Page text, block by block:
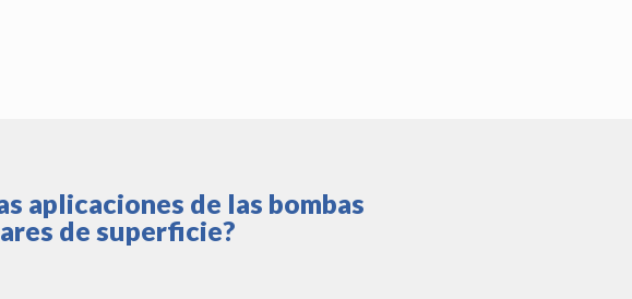
aplicaciones de las bombas
de superficie?